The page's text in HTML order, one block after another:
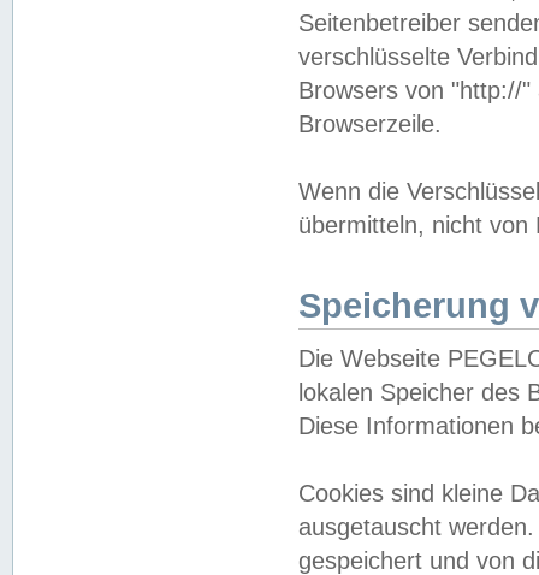
Seitenbetreiber
verschlüsselte
Browsers von "http://
Browserzeile.
Wenn die
übermitteln, nicht von
Speicherung
Die Webseite
lokalen Speicher des
Diese Informationen
Cookies sind kleine
ausgetauscht
gespeichert und von